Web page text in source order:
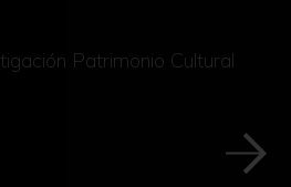
Patrimonio Cultural